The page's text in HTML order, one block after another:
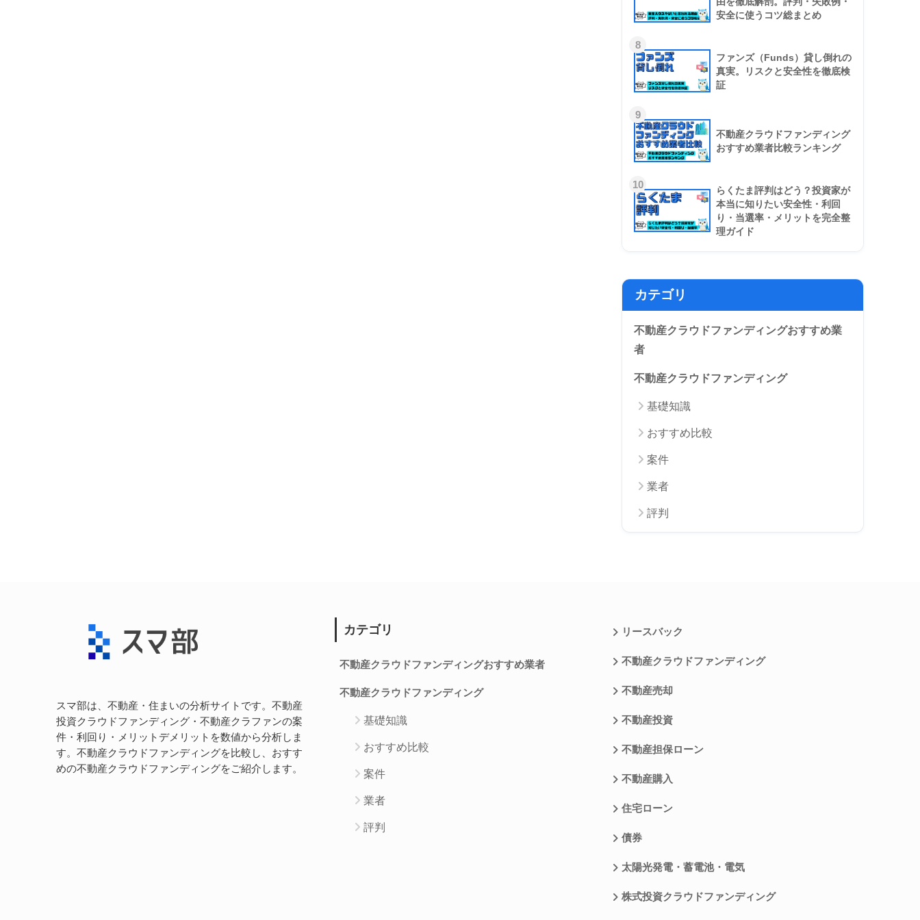
安全に使うコツ総まとめ
8
ファンズ（Funds）貸し倒れの
真実。リスクと安全性を徹底検
証
9
不動産クラウドファンディング
おすすめ業者比較ランキング
10
らくたま評判はどう？投資家が
本当に知りたい安全性・利回
り・当選率・メリットを完全整
理ガイド
カテゴリ
不動産クラウドファンディングおすすめ業
者
不動産クラウドファンディング
基礎知識
おすすめ比較
案件
業者
評判
スマ部は、不動産・住まいの分析サイトです。不動産
投資クラウドファンディング・不動産クラファンの案
件・利回り・メリットデメリットを数値から分析しま
す。不動産クラウドファンディングを比較し、おすす
めの不動産クラウドファンディングをご紹介します。
カテゴリ
不動産クラウドファンディングおすすめ業者
不動産クラウドファンディング
基礎知識
おすすめ比較
案件
業者
評判
リースバック
不動産クラウドファンディング
不動産売却
不動産投資
不動産担保ローン
不動産購入
住宅ローン
債券
太陽光発電・蓄電池・電気
株式投資クラウドファンディング